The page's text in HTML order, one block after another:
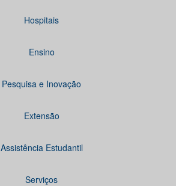
Hospitais
Ensino
Pesquisa e Inovação
Extensão
Assistência Estudantil
Serviços